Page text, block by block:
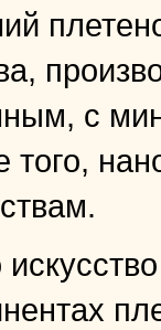
с
того,